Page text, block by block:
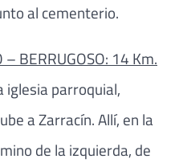
al cementerio.
– BERRUGOSO: 14 Km.
iglesia parroquial,
a Zarracín. Allí, en la
de la izquierda, de